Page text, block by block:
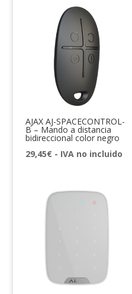
AJAX AJ-SPACECONTROL-
B – Mando a distancia
bidireccional color negro
29,45€ - IVA no incluido